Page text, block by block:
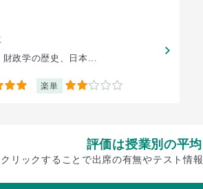
財政学の歴史、日本...
楽単 2
評価は授業別の平均
クリックすることで出席の有無やテスト情